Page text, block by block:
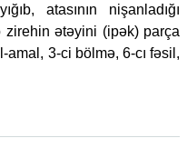
atasının nişanladığı
ətəyini (ipək) parça
amal, 3-ci bölmə, 6-cı fəsil,